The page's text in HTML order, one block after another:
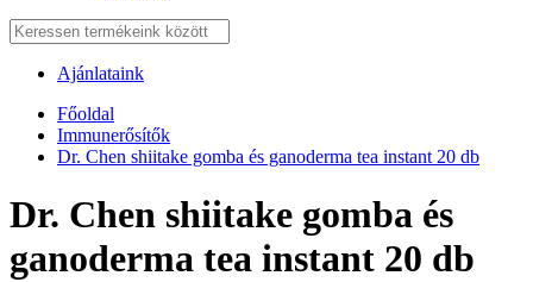
Ajánlataink
Főoldal
Immunerősítők
Dr. Chen shiitake gomba és ganoderma tea instant 20 db
Dr. Chen shiitake gomba és
ganoderma tea instant 20 db